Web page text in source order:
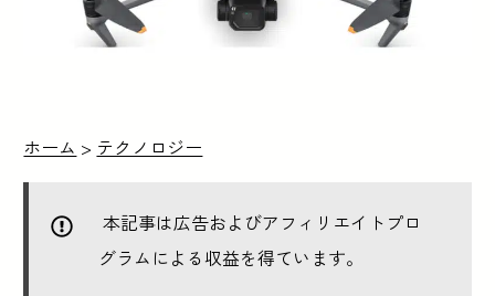
ホーム > テクノロジー
本記事は広告およびアフィリエイトプロ
グラムによる収益を得ています。